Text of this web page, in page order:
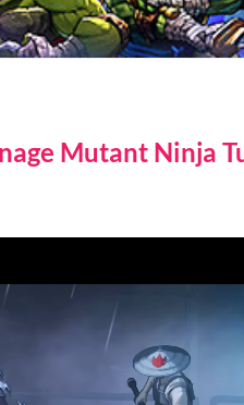
Mutant Ninja